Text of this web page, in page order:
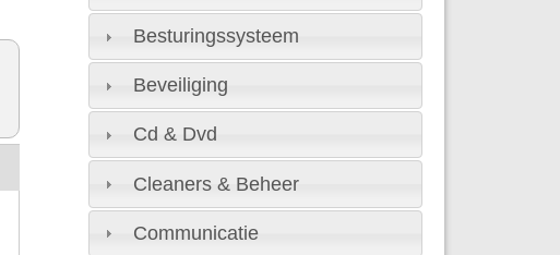
Besturingssysteem
Beveiliging
Cd & Dvd
Cleaners & Beheer
Communicatie